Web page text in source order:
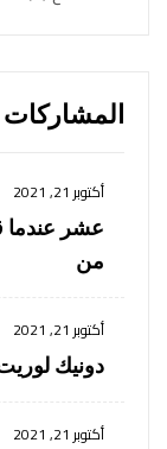
المشاركات
أكتوبر 21, 2021
عشر
من
أكتوبر 21, 2021
دونيك
أكتوبر 21, 2021